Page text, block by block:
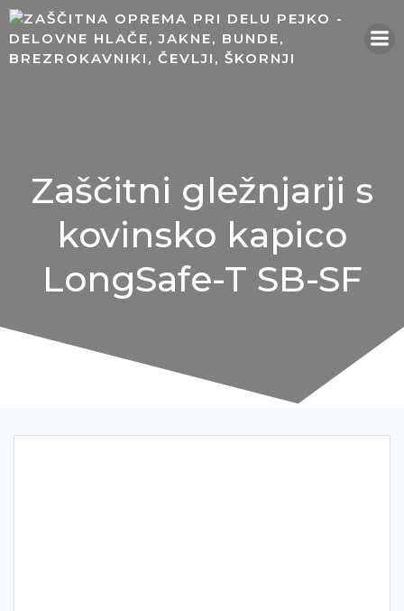
Skip
to
content
Zaščitni gležnjarji s
kovinsko kapico
LongSafe-T SB-SF